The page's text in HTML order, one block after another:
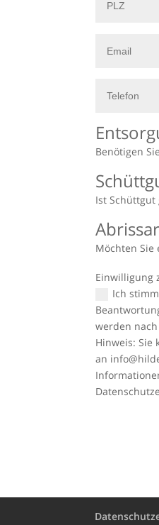
Benötigen
Ist Schüttgut
Möchten
Einwilligung
Ich
werden
Hinweis: Sie
an